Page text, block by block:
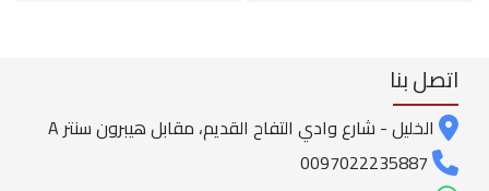
اتصل بنا
الخليل - شارع وادي التفاح القديم، مقابل هيبرون سنتر A